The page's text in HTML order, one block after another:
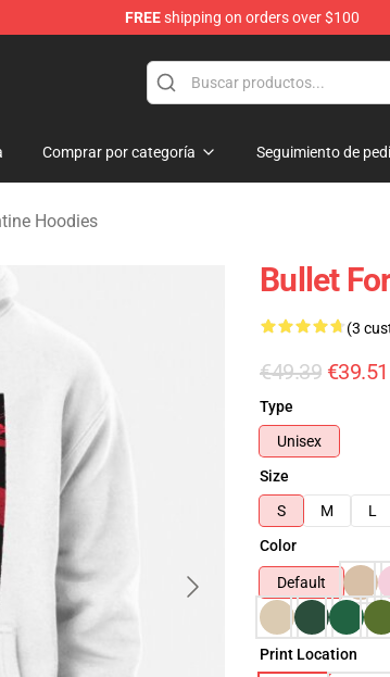
FREEshipping on orders over $100
Merchandise Shop
Comprar por categoría Seguimiento de
Hoodies
Bullet
(3
€49.39 €39.51
Type
Unisex
Size
S
M L
Color
Default
Print Location